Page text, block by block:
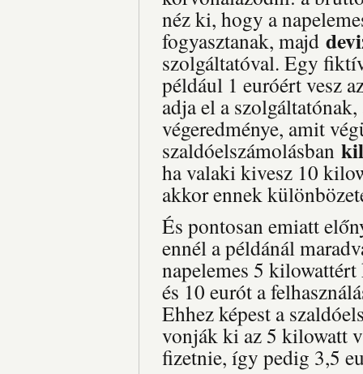
néz ki, hogy a
fogyasztanak, majd
szolgáltatóval. Egy
például 1 euróért vesz
adja el a
végeredménye, amit
szaldóelszámolásban
ha valaki kivesz 10
akkor ennek
És pontosan emiatt
ennél a példánál
napelemes 5
és 10 eurót a
Ehhez képest a
vonják ki az 5 kilowatt
fizetnie, így pedig 3,5